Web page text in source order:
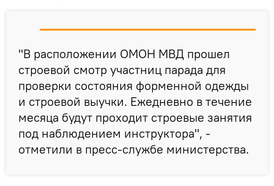
"В расположении ОМОН МВД прошел
строевой смотр участниц парада для
проверки состояния форменной одежды
и строевой выучки. Ежедневно в течение
месяца будут проходит строевые занятия
под наблюдением инструктора", -
отметили в пресс-службе министерства.